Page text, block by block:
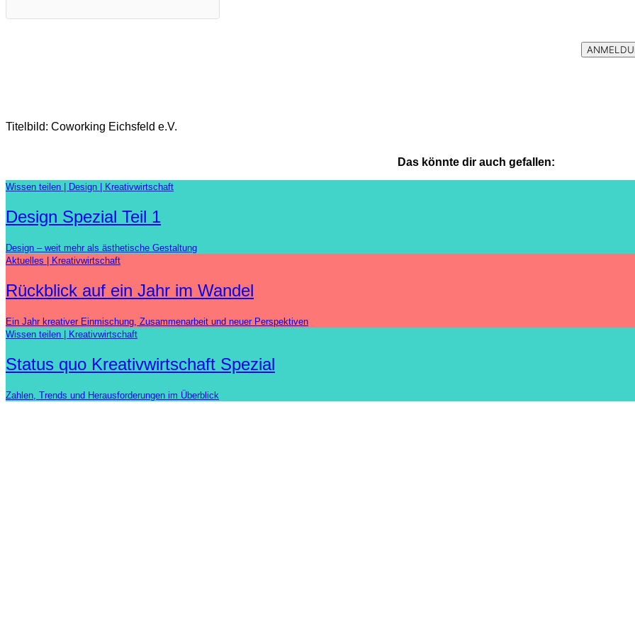
Titelbild: Coworking Eichsfeld e.V.
Das könnte dir auch gefallen:
Wissen teilen Design Kreativwirtschaft
Design Spezial Teil 1
Design – weit mehr als ästhetische Gestaltung
Aktuelles
Kreativwirtschaft
Rückblick auf ein Jahr im Wandel
Ein Jahr kreativer Einmischung, Zusammenarbeit und neuer Perspektiven
Wissen teilen
Kreativwirtschaft
Status quo Kreativwirtschaft Spezial
Zahlen, Trends und Herausforderungen im Überblick